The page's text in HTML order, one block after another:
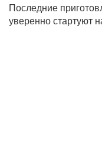
Последние
уверенно стартуют